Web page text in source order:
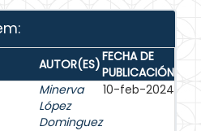
AUTOR(ES)FECHA DE
PUBLICACIÓN
Minerva
López
Dominguez
10-feb-2024